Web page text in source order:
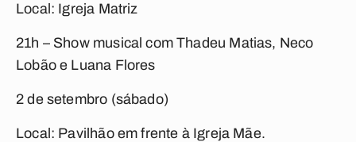
Local: Igreja Matriz
21h – Show musical com Thadeu Matias, Neco
Lobão e Luana Flores
2 de setembro (sábado)
Local: Pavilhão em frente à Igreja Mãe.